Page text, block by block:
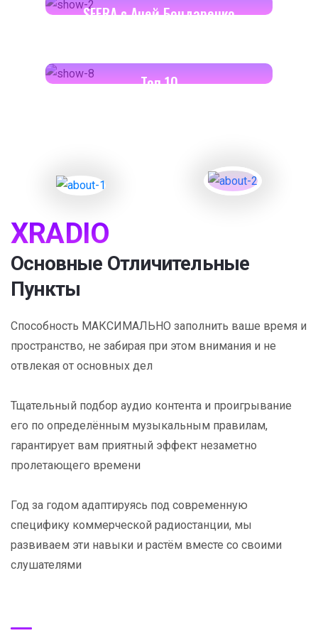
SFERA с Аней Бондаренко
Toп 10
XRADIO
Основные Отличительные
Пункты
Способность МАКСИМАЛЬНО заполнить ваше время и
пространство, не забирая при этом внимания и не
отвлекая от основных дел
Тщательный подбор аудио контента и проигрывание
его по определённым музыкальным правилам,
гарантирует вам приятный эффект незаметно
пролетающего времени
Год за годом адаптируясь под современную
специфику коммерческой радиостанции, мы
развиваем эти навыки и растём вместе со своими
слушателями